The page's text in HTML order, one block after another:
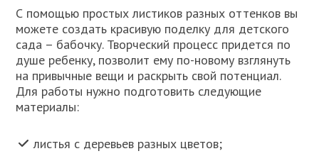
С помощью простых листиков разных оттенков вы
можете создать красивую поделку для детского
сада – бабочку. Творческий процесс придется по
душе ребенку, позволит ему по-новому взглянуть
на привычные вещи и раскрыть свой потенциал.
Для работы нужно подготовить следующие
материалы:
листья с деревьев разных цветов;